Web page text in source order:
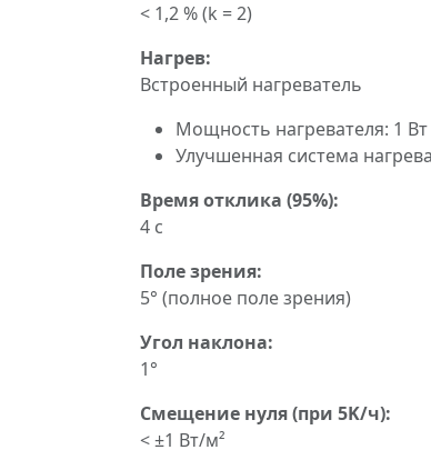
< 1,2 % (k = 2)
Нагрев:
Встроенный нагреватель
Мощность нагревателя: 1 Вт
Улучшенная система
Время отклика (95%):
4 с
Поле зрения:
5° (полное поле зрения)
Угол наклона:
1°
Смещение нуля (при 5K/ч):
< ±1 Вт/м²